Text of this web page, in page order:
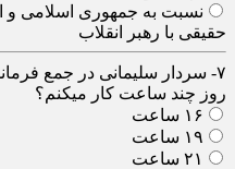
نسبت به جمهوری اسلامی و
حقیقی با رهبر انقلاب
۷- سردار سلیمانی در جمع
روز چند ساعت کار میکنم؟
۱۶ ساعت
۱۹ ساعت
۲۱ ساعت